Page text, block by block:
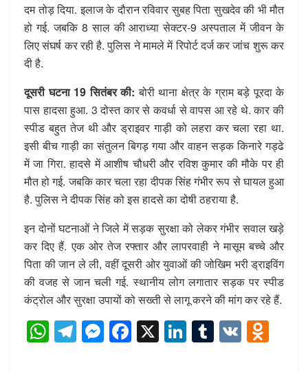
दम तोड़ दिया. इलाज के दौरान रविवार सुबह पिता सुखदेव की भी मौत
हो गई. जबकि 8 साल की आराध्या सेक्टर-9 अस्पताल में जीवन के
लिए संघर्ष कर रही है. पुलिस ने मामले में रिपोर्ट दर्ज कर जांच शुरू कर
दी है.
दूसरी घटना 19 सितंबर की:बोरी थाना क्षेत्र के ग्राम बड़े पूरदा के
पास हादसा हुआ. 3 दोस्त कार से कवर्धा से वापस आ रहे थे. कार की
स्पीड बहुत तेज थी और ड्राइवर गाड़ी को लहरा कर चला रहा था.
इसी बीच गाड़ी का संतुलन बिगड़ गया और वाहन सड़क किनारे गड्ढे
में जा गिरा. हादसे में आशीष चौधरी और रविश कुमार की मौके पर ही
मौत हो गई. जबकि कार चला रहा दीपक सिंह गंभीर रूप से घायल हुआ
है. पुलिस ने दीपक सिंह को इस हादसे का दोषी ठहराया है.
इन दोनों घटनाओं ने जिले में सड़क सुरक्षा को लेकर गंभीर सवाल खड़े
कर दिए हैं. एक ओर तेज रफ्तार और लापरवाही ने मासूम बच्चे और
पिता की जान ले ली, वहीं दूसरी ओर युवाओं की जोखिम भरी ड्राइविंग
की वजह से जान चली गई. स्थानीय लोग लगातार सड़क पर स्पीड
कंट्रोल और सुरक्षा उपायों को सख्ती से लागू करने की मांग कर रहे हैं.
W
h
T
el
M
e
F
a
X Li
n
T
u
V
K